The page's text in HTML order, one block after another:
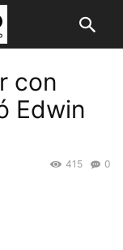
con
Edwin
0
415